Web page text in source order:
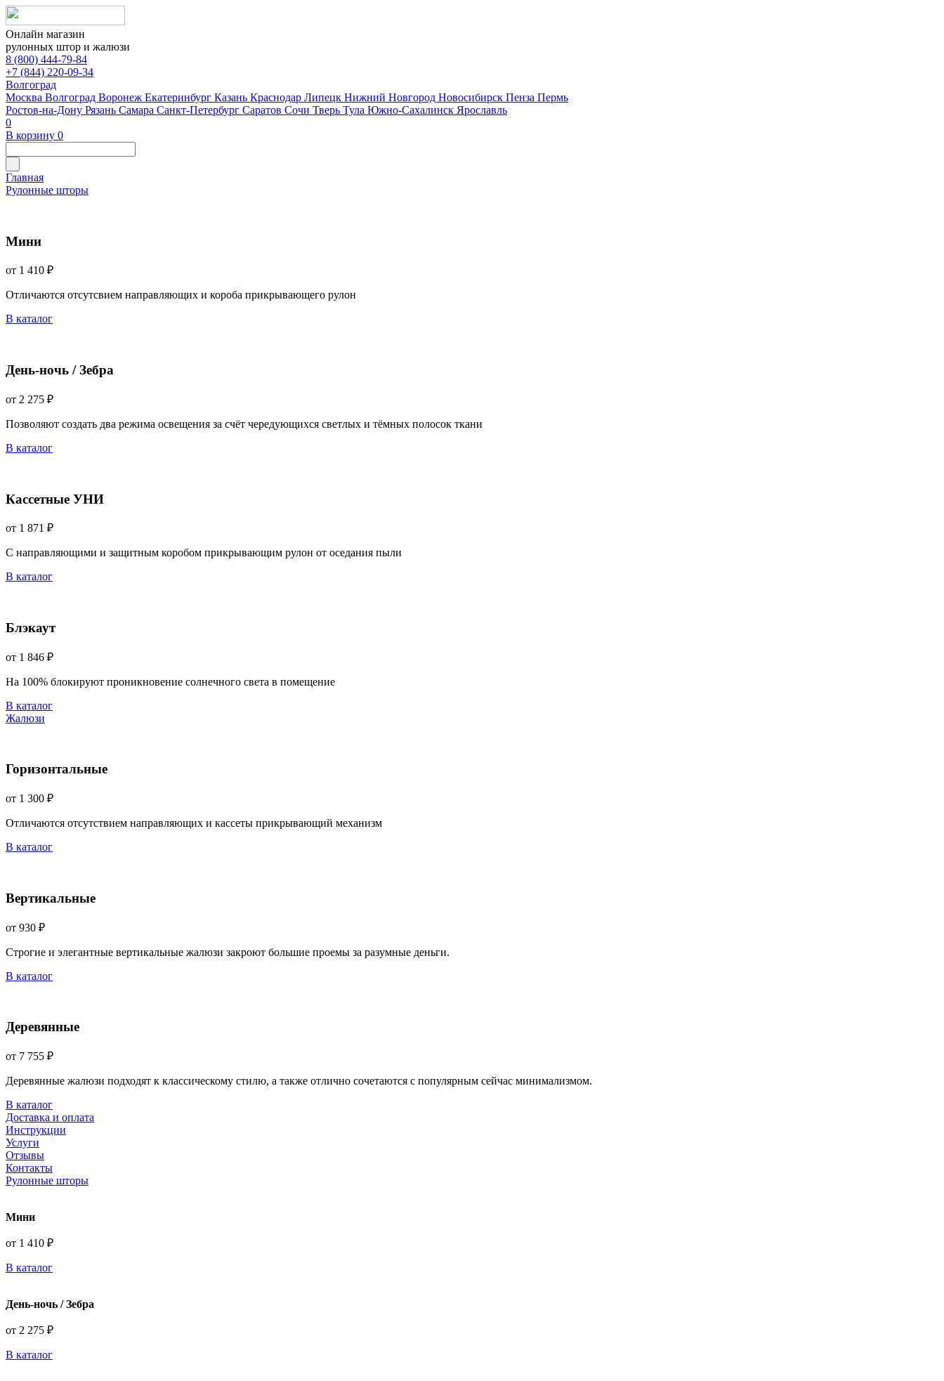
Онлайн магазин
рулонных штор и жалюзи
8 (800) 444-79-84
+7 (844) 220-09-34
Волгоград
Москва Волгоград Воронеж Екатеринбург Казань Краснодар Липецк Нижний Новгород Новосибирск Пенза Пермь
Ростов-на-Дону Рязань Самара Санкт-Петербург Саратов Сочи Тверь Тула Южно-Сахалинск Ярославль
0
В корзину 0
Главная
Рулонные шторы
Мини
от 1 410 ₽
Отличаются отсутсвием направляющих и короба прикрывающего рулон
В каталог
День-ночь / Зебра
от 2 275 ₽
Позволяют создать два режима освещения за счёт чередующихся светлых и тёмных полосок ткани
В каталог
Кассетные УНИ
от 1 871 ₽
С направляющими и защитным коробом прикрывающим рулон от оседания пыли
В каталог
Блэкаут
от 1 846 ₽
На 100% блокируют проникновение солнечного света в помещение
В каталог
Жалюзи
Горизонтальные
от 1 300 ₽
Отличаются отсутствием направляющих и кассеты прикрывающий механизм
В каталог
Вертикальные
от 930 ₽
Строгие и элегантные вертикальные жалюзи закроют большие проемы за разумные деньги.
В каталог
Деревянные
от 7 755 ₽
Деревянные жалюзи подходят к классическому стилю, а также отлично сочетаются с популярным сейчас минимализмом.
В каталог
Доставка и оплата
Инструкции
Услуги
Отзывы
Контакты
Рулонные шторы
Мини
от 1 410 ₽
В каталог
День-ночь / Зебра
от 2 275 ₽
В каталог